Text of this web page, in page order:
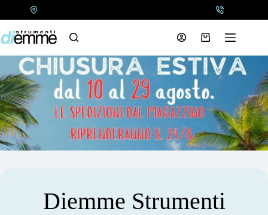
Carrello
Diemme Strumenti